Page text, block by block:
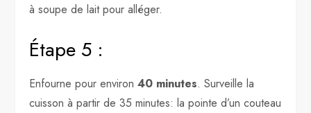
à soupe de lait pour alléger.
Étape 5 :
Enfourne pour environ40 minutes. Surveille la
cuisson à partir de 35 minutes: la pointe d’un couteau